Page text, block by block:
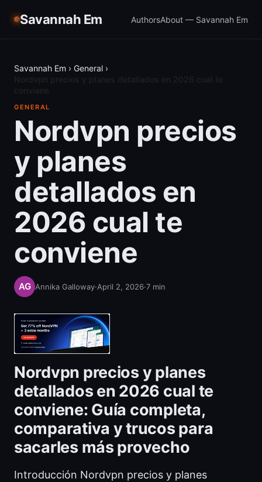
Savannah Em AuthorsAbout — Savannah Em
Savannah Em › General ›
GENERAL
Nordvpn precios
y planes
detallados en
2026 cual te
conviene
Annika Galloway·April 2, 2026·7 min
Nordvpn precios y planes
detallados en 2026 cual te
conviene: Guía completa,
comparativa y trucos para
sacarles más provecho
Introducción Nordvpn precios y planes